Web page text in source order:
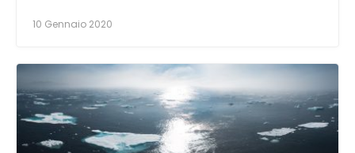
10 Gennaio 2020